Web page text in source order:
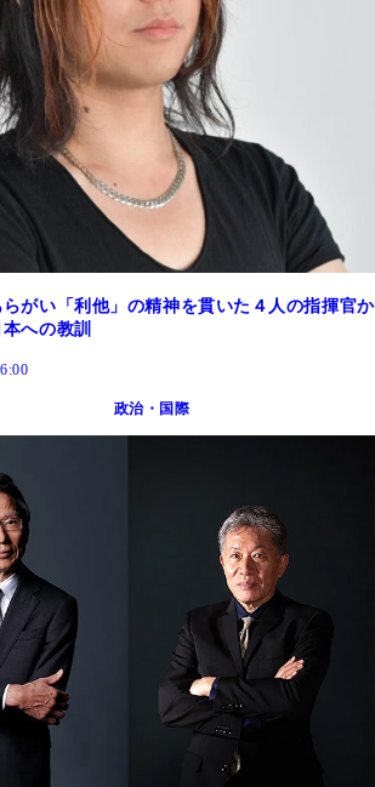
がい「利他」の精神を貫いた４人の指揮官か
への教訓
政治・国際